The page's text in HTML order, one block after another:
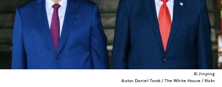
Xi Jinping
Autor. Daniel Torok / The White House / flickr